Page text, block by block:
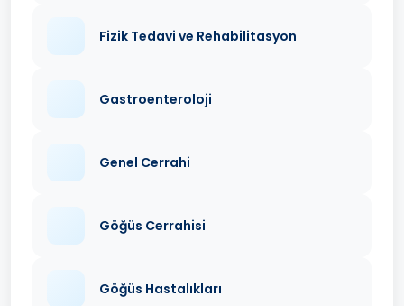
Fizik Tedavi ve Rehabilitasyon
Gastroenteroloji
Genel Cerrahi
Göğüs Cerrahisi
Göğüs Hastalıkları